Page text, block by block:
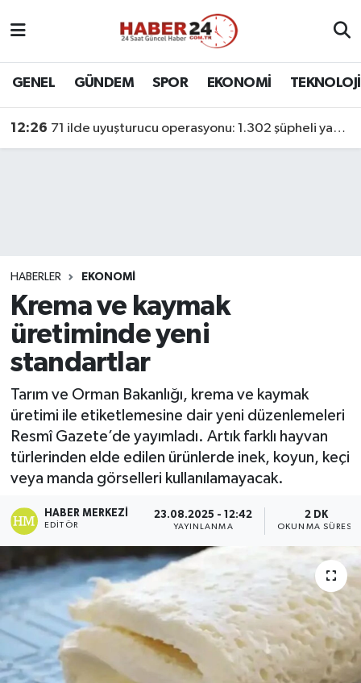
GENEL GÜNDEM SPOR EKONOMİ TEKNOLOJİ
12:26 71 ilde uyuşturucu operasyonu: 1.302 şüpheli yakalandı
HABERLER EKONOMİ
Krema ve kaymak
üretiminde yeni
standartlar
Tarım ve Orman Bakanlığı, krema ve kaymak
üretimi ile etiketlemesine dair yeni düzenlemeleri
Resmî Gazete’de yayımladı. Artık farklı hayvan
türlerinden elde edilen ürünlerde inek, koyun, keçi
veya manda görselleri kullanılamayacak.
HABER MERKEZI
EDITÖR
23.08.2025 - 12:42
YAYINLANMA
2 DK
OKUNMA SÜRESI
Nöbetçi Eczaneler
Son Dakika Haberleri
Haber Arşivi